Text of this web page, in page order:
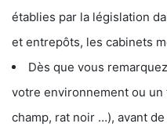
établies par la législation
et entrepôts, les cabinets
Dès que vous
votre environnement ou un
champ, rat noir …), avant